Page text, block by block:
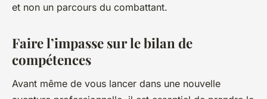
et non un parcours du combattant.
Faire l’impasse sur le bilan de
compétences
Avant même de vous lancer dans une nouvelle